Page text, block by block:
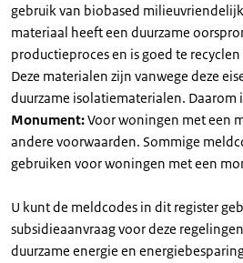
gebruik van biobased
materiaal heeft een duurzame
productieproces en is goed te
Deze materialen zijn vanwege deze
duurzame isolatiematerialen. Daarom
Monument:Voor woningen met een
andere voorwaarden. Sommige
gebruiken voor woningen met een
U kunt de meldcodes in dit register
subsidieaanvraag voor deze
duurzame energie en